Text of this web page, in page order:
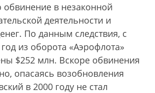
обвинение в незаконной
деятельности и
По данным следствия, с
из оборота «Аэрофлота»
$252 млн. Вскоре обвинения
опасаясь возобновления
в 2000 году не стал